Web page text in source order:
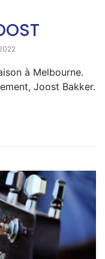
à Melbourne.
Joost Bakker.